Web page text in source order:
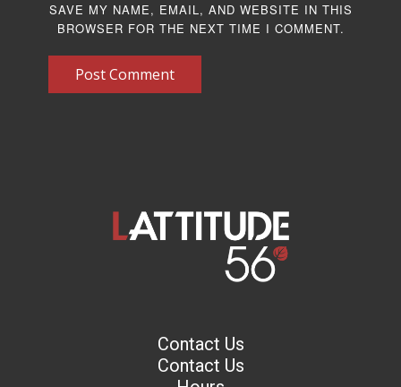
SAVE MY NAME, EMAIL, AND WEBSITE IN THIS
BROWSER FOR THE NEXT TIME I COMMENT.
Post Comment
Contact Us
Contact Us